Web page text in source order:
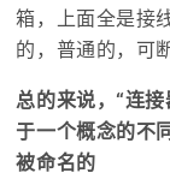
箱，上面全是接
的，普通的，可
总的来说，“连
于一个概念的不
被命名的